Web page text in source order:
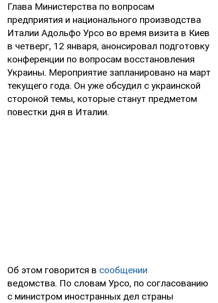
Глава Министерства по вопросам
предприятия и национального производства
Италии Адольфо Урсо во время визита в Киев
в четверг, 12 января, анонсировал подготовку
конференции по вопросам восстановления
Украины. Мероприятие запланировано на март
текущего года. Он уже обсудил с украинской
стороной темы, которые станут предметом
повестки дня в Италии.
Об этом говорится в сообщении
ведомства. По словам Урсо, по согласованию
с министром иностранных дел страны